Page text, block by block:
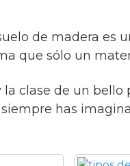
de madera es
que sólo un
clase de un
has